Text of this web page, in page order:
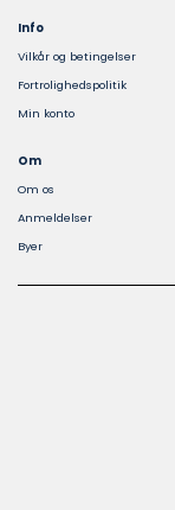
Info
Vilkår og betingelser
Fortrolighedspolitik
Min konto
Om
Om os
Anmeldelser
Byer